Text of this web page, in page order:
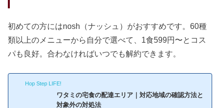
初めての方にはnosh（ナッシュ）がおすすめです。60種
類以上のメニューから自分で選べて、1食599円〜とコス
パも良好。合わなければいつでも解約できます。
Hop Step LIFE!
ワタミの宅食の配達エリア｜対応地域の確認方法と
対象外の対処法